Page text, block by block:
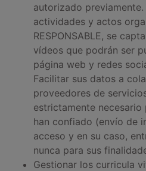
autorizado
actividades y actos
RESPONSABLE, se
vídeos que podrán ser
página web y redes
Facilitar sus datos a
proveedores de
estrictamente necesario
han confiado (envío de
acceso y en su caso,
nunca para sus
Gestionar los curricula